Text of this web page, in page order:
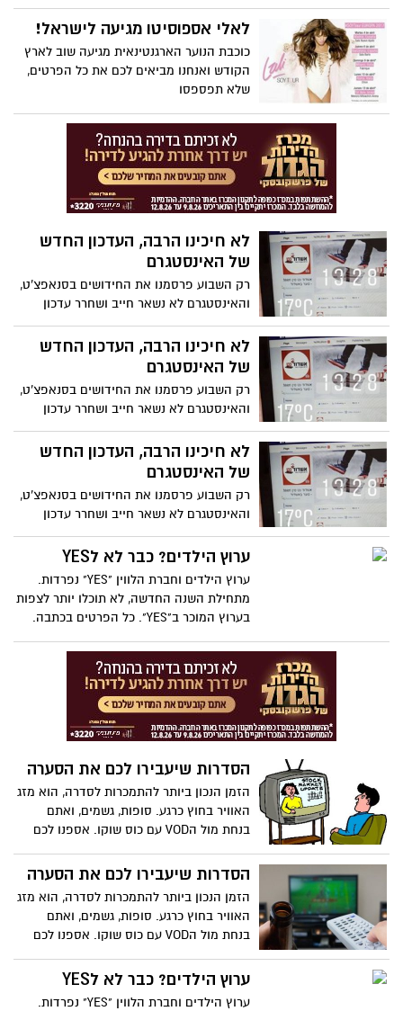
הפתעה, היא חוזרת!
לאלי אספוסיטו מגיעה לישראל!
כוכבת הנוער הארגנטינאית מגיעה שוב לארץ
הקודש ואנחנו מביאים לכם את כל הפרטים,
שלא תפספסו
לא חיכינו הרבה, העדכון החדש
של האינסטגרם
רק השבוע פרסמנו את החידושים בסנאפצ'ט,
והאינסטגרם לא נשאר חייב ושחרר עדכון
שממשיך את הפינג פונג. ואנחנו? מנסים
להנות מ2 העולמות.
לא חיכינו הרבה, העדכון החדש
של האינסטגרם
רק השבוע פרסמנו את החידושים בסנאפצ'ט,
והאינסטגרם לא נשאר חייב ושחרר עדכון
שממשיך את הפינג פונג. ואנחנו? מנסים
להנות מ2 העולמות.
לא חיכינו הרבה, העדכון החדש
של האינסטגרם
רק השבוע פרסמנו את החידושים בסנאפצ'ט,
והאינסטגרם לא נשאר חייב ושחרר עדכון
שממשיך את הפינג פונג. ואנחנו? מנסים
להנות מ2 העולמות.
ערוץ הילדים? כבר לא לYES
ערוץ הילדים וחברת הלווין "YES" נפרדות.
מתחילת השנה החדשה, לא תוכלו יותר לצפות
בערוץ המוכר ב"YES". כל הפרטים בכתבה.
הסדרות שיעבירו לכם את הסערה
הזמן הנכון ביותר להתמכרות לסדרה, הוא מזג
האוויר בחוץ כרגע. סופות, גשמים, ואתם
בנחת מול הVOD עם כוס שוקו. אספנו לכם
הסדרות שיעבירו לכם את הסערה
הזמן הנכון ביותר להתמכרות לסדרה, הוא מזג
האוויר בחוץ כרגע. סופות, גשמים, ואתם
בנחת מול הVOD עם כוס שוקו. אספנו לכם
ערוץ הילדים? כבר לא לYES
ערוץ הילדים וחברת הלווין "YES" נפרדות.